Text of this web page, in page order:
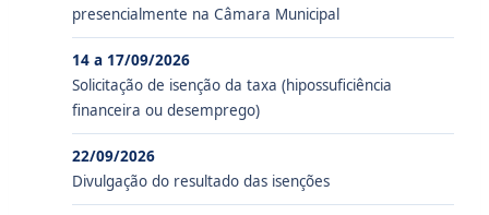
presencialmente na Câmara Municipal
14 a 17/09/2026
Solicitação de isenção da taxa (hipossuficiência
financeira ou desemprego)
22/09/2026
Divulgação do resultado das isenções